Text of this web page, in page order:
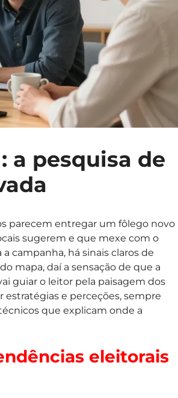
a pesquisa de
parecem entregar um fôlego novo
sugerem e que mexe com o
campanha, há sinais claros de
mapa, daí a sensação de que a
guiar o leitor pela paisagem dos
e perceções, sempre
que explicam onde a
eleitorais